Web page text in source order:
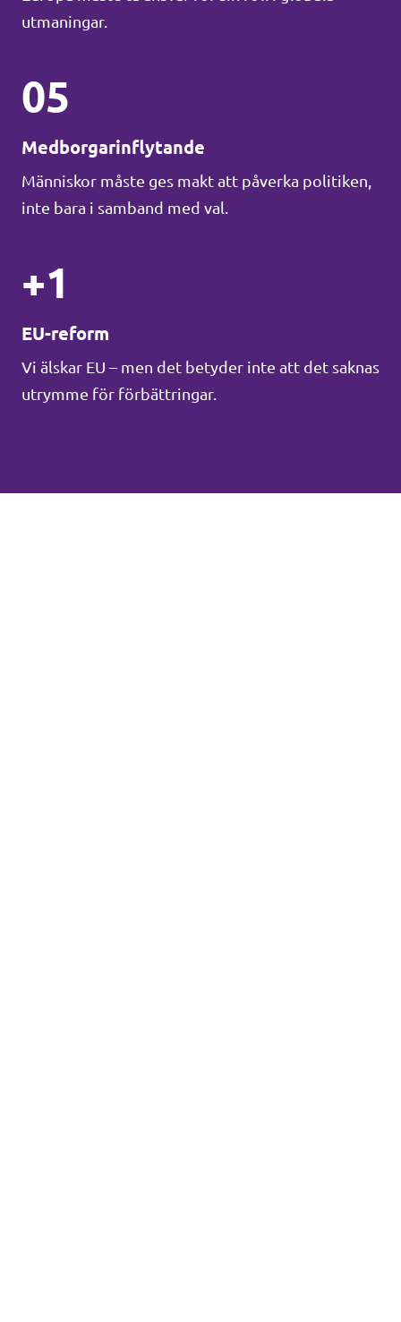
utmaningar.
05
Medborgarinflytande
Människor måste ges makt att påverka politiken,
inte bara i samband med val.
+1
EU-reform
Vi älskar EU – men det betyder inte att det saknas
utrymme för förbättringar.